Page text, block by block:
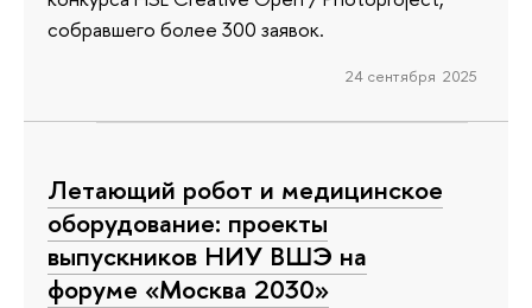
собравшего более 300 заявок.
24 сентября 2025
Летающий робот и медицинское
оборудование: проекты
выпускников НИУ ВШЭ на
форуме «Москва 2030»